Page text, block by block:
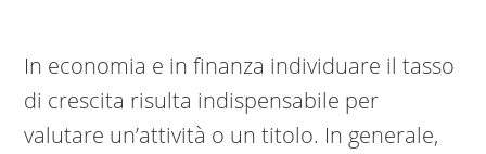
In economia e in finanza individuare il tasso
di crescita risulta indispensabile per
valutare un’attività o un titolo. In generale,